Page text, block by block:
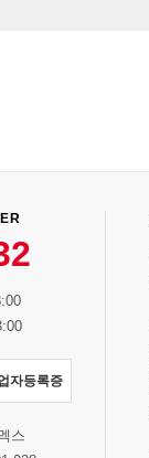
자등록증
스